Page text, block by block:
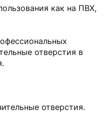
как на ПВХ,
отверстия в
отверстия.